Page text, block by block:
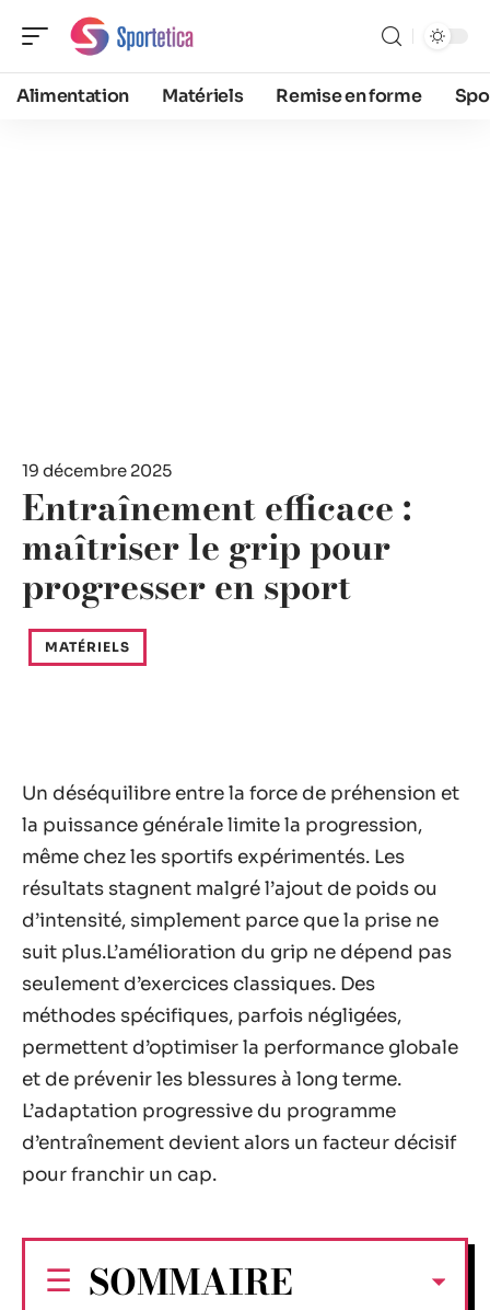
Alimentation Matériels Remise en forme
19 décembre 2025
Entraînement efficace :
maîtriser le grip pour
progresser en sport
MATÉRIELS
Un déséquilibre entre la force de préhension et
la puissance générale limite la progression,
même chez les sportifs expérimentés. Les
résultats stagnent malgré l’ajout de poids ou
d’intensité, simplement parce que la prise ne
suit plus.L’amélioration du grip ne dépend pas
seulement d’exercices classiques. Des
méthodes spécifiques, parfois négligées,
permettent d’optimiser la performance globale
et de prévenir les blessures à long terme.
L’adaptation progressive du programme
d’entraînement devient alors un facteur décisif
pour franchir un cap.
SOMMAIRE